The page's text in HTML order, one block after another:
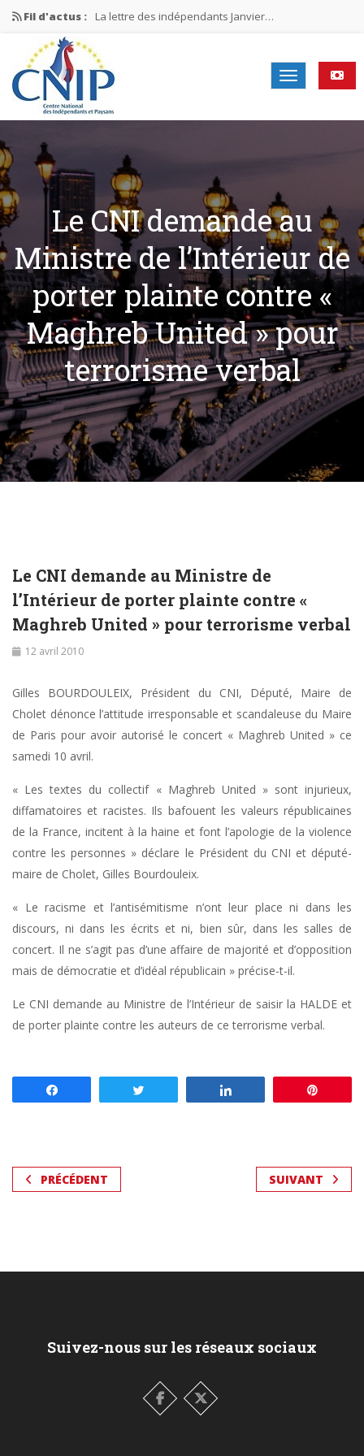
Fil d'actus : La lettre des indépendants Janvier…
La lettre des indépendants Novembre…
La lettre des indépendants Juin…
Mission nationale ÉLECTIONS MUNICIPALES 2026
Le CNI demande au
Ministre de l’Intérieur de
porter plainte contre «
Maghreb United » pour
terrorisme verbal
Le CNI demande au Ministre de
l’Intérieur de porter plainte contre «
Maghreb United » pour terrorisme verbal
12 avril 2010
Gilles BOURDOULEIX, Président du CNI, Député, Maire de
Cholet dénonce l’attitude irresponsable et scandaleuse du Maire
de Paris pour avoir autorisé le concert « Maghreb United » ce
samedi 10 avril.
« Les textes du collectif « Maghreb United » sont injurieux,
diffamatoires et racistes. Ils bafouent les valeurs républicaines
de la France, incitent à la haine et font l’apologie de la violence
contre les personnes » déclare le Président du CNI et député-
maire de Cholet, Gilles Bourdouleix.
« Le racisme et l’antisémitisme n’ont leur place ni dans les
discours, ni dans les écrits et ni, bien sûr, dans les salles de
concert. Il ne s’agit pas d’une affaire de majorité et d’opposition
mais de démocratie et d’idéal républicain » précise-t-il.
Le CNI demande au Ministre de l’Intérieur de saisir la HALDE et
de porter plainte contre les auteurs de ce terrorisme verbal.
PRÉCÉDENT SUIVANT
Suivez-nous sur les réseaux sociaux